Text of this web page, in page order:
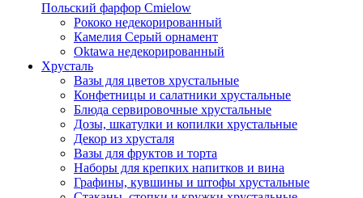
Польский фарфор Сmielow
Рококо недекорированный
Камелия Серый орнамент
Oktawa недекорированный
Хрусталь
Вазы для цветов хрустальные
Конфетницы и салатники хрустальные
Блюда сервировочные хрустальные
Дозы, шкатулки и копилки хрустальные
Декор из хрусталя
Вазы для фруктов и торта
Наборы для крепких напитков и вина
Графины, кувшины и штофы хрустальные